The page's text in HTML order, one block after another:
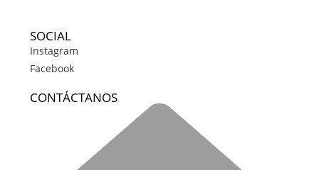
SOCIAL
Instagram
Facebook
CONTÁCTANOS